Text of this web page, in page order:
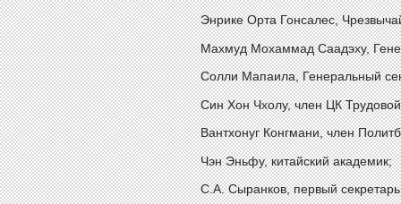
Энрике Орта Гонсалес,
Махмуд Мохаммад Саадэху,
Солли Мапаила, Генеральный
Син Хон Чхолу, член ЦК
Вантхонуг Конгмани, член
Чэн Эньфу, китайский академик;
С.А. Сыранков, первый